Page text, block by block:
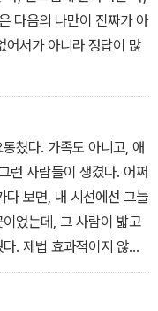
다음의 나만이 진짜가 아
어서가 아니라 정답이 많
쳤다. 가족도 아니고, 애
런 사람들이 생겼다. 어쩌
다 보면, 내 시선에선 그늘
었는데, 그 사람이 밟고
. 제법 효과적이지 않
그 모든 것들을 진짜 사